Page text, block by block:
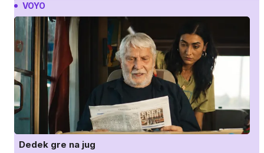
VOYO
Dedek gre na jug